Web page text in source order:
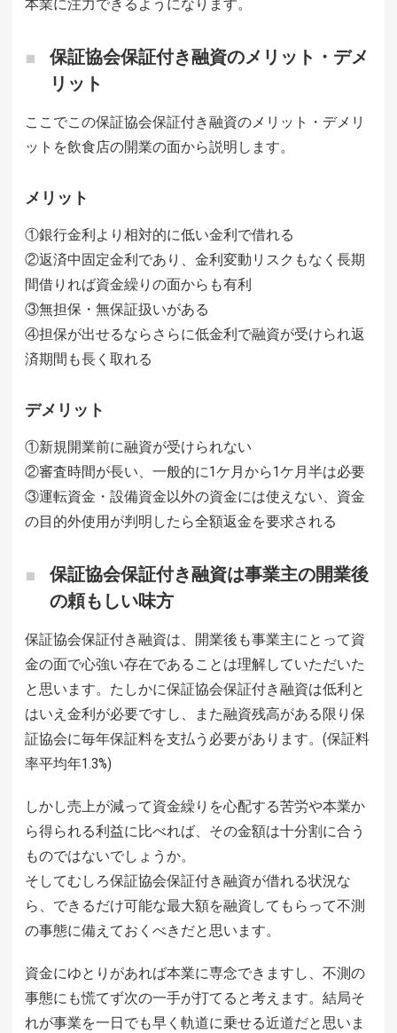
本業に注力できるようになります。
保証協会保証付き融資のメリット・デメ
リット
ここでこの保証協会保証付き融資のメリット・デメリ
ットを飲食店の開業の面から説明します。
メリット
①銀行金利より相対的に低い金利で借れる
②返済中固定金利であり、金利変動リスクもなく長期
間借りれば資金繰りの面からも有利
③無担保・無保証扱いがある
④担保が出せるならさらに低金利で融資が受けられ返
済期間も長く取れる
デメリット
①新規開業前に融資が受けられない
②審査時間が長い、一般的に1ケ月から1ケ月半は必要
③運転資金・設備資金以外の資金には使えない、資金
の目的外使用が判明したら全額返金を要求される
保証協会保証付き融資は事業主の開業後
の頼もしい味方
保証協会保証付き融資は、開業後も事業主にとって資
金の面で心強い存在であることは理解していただいた
と思います。たしかに保証協会保証付き融資は低利と
はいえ金利が必要ですし、また融資残高がある限り保
証協会に毎年保証料を支払う必要があります。(保証料
率平均年1.3%)
しかし売上が減って資金繰りを心配する苦労や本業か
ら得られる利益に比べれば、その金額は十分割に合う
ものではないでしょうか。
そしてむしろ保証協会保証付き融資が借れる状況な
ら、できるだけ可能な最大額を融資してもらって不測
の事態に備えておくべきだと思います。
資金にゆとりがあれば本業に専念できますし、不測の
事態にも慌てず次の一手が打てると考えます。結局そ
れが事業を一日でも早く軌道に乗せる近道だと思いま